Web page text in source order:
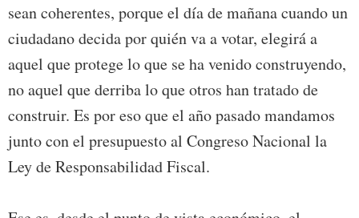
sean coherentes, porque el día de mañana cuando un
ciudadano decida por quién va a votar, elegirá a
aquel que protege lo que se ha venido construyendo,
no aquel que derriba lo que otros han tratado de
construir. Es por eso que el año pasado mandamos
junto con el presupuesto al Congreso Nacional la
Ley de Responsabilidad Fiscal.